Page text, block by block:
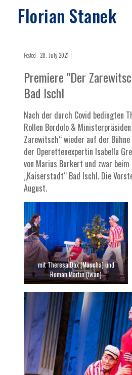
Florian Stanek
Posted: 20. July 2021
Premiere "Der
Bad Ischl
Nach der durch Covid bedingten
Rollen Bordolo &
Zarewitsch“ wieder auf der
der Operettenexpertin Isabella
von Marius Burkert und zwar
„Kaiserstadt“ Bad Ischl. Die
August.
mit Theresa Dax (Mascha) und
Roman Martin (Iwan)